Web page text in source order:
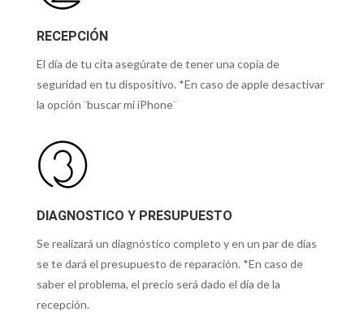
RECEPCIÓN
El día de tu cita asegúrate de tener una copia de
seguridad en tu dispositivo. *En caso de apple desactivar
la opción ¨buscar mi iPhone¨
DIAGNOSTICO Y PRESUPUESTO
Se realizará un diagnóstico completo y en un par de días
se te dará el presupuesto de reparación. *En caso de
saber el problema, el precio será dado el día de la
recepción.